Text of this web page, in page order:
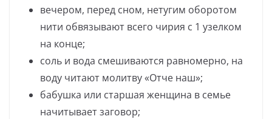
вечером, перед сном, нетугим оборотом
нити обвязывают всего чирия с 1 узелком
на конце;
соль и вода смешиваются равномерно, на
воду читают молитву «Отче наш»;
бабушка или старшая женщина в семье
начитывает заговор;